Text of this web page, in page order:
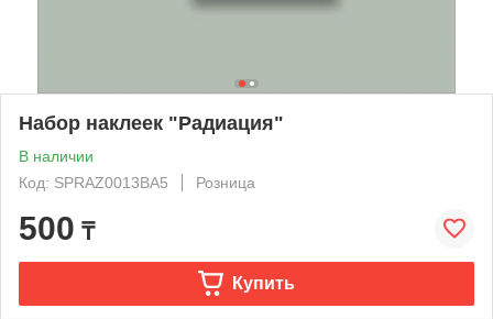
Набор наклеек "Радиация"
В наличии
Код: SPRAZ0013BA5
Розница
500 ₸
Купить